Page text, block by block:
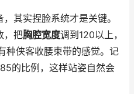
其实捏脸系统才是关键。
，把胸腔宽度调到120以上，
种侠客收腰束带的感觉。记
的比例，这样站姿自然会